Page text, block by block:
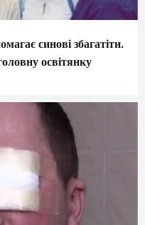
синові збагатіти.
освітянку